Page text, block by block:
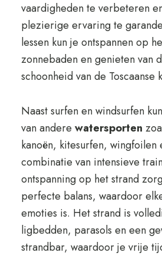
vaardigheden te verbeteren
plezierige ervaring te
lessen kun je ontspannen op
zonnebaden en genieten van
schoonheid van de Toscaanse
Naast surfen en windsurfen
van andere watersporten
kanoën, kitesurfen, wingfoilen
combinatie van intensieve
ontspanning op het strand
perfecte balans, waardoor
emoties is. Het strand is
ligbedden, parasols en een
strandbar, waardoor je vrije